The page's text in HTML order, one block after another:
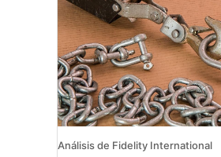
Análisis de Fidelity International